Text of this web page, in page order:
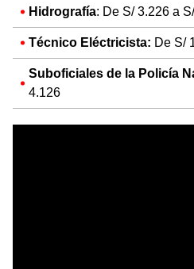
Hidrografía: De S/ 3.226 a
Técnico Eléctricista: De S/
Suboficiales de la Policía
4.126